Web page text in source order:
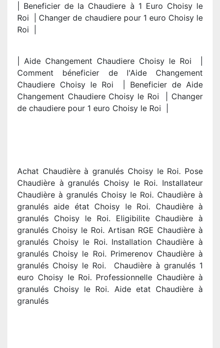
| Beneficier de la Chaudiere à 1 Euro Choisy le
Roi | Changer de chaudiere pour 1 euro Choisy le
Roi |
| Aide Changement Chaudiere Choisy le Roi |
Comment béneficier de l'Aide Changement
Chaudiere Choisy le Roi | Beneficier de Aide
Changement Chaudiere Choisy le Roi | Changer
de chaudiere pour 1 euro Choisy le Roi |
Achat Chaudière à granulés Choisy le Roi. Pose
Chaudière à granulés Choisy le Roi. Installateur
Chaudière à granulés Choisy le Roi. Chaudière à
granulés aide état Choisy le Roi. Chaudière à
granulés Choisy le Roi. Eligibilite Chaudière à
granulés Choisy le Roi. Artisan RGE Chaudière à
granulés Choisy le Roi. Installation Chaudière à
granulés Choisy le Roi. Primerenov Chaudière à
granulés Choisy le Roi. Chaudière à granulés 1
euro Choisy le Roi. Professionnelle Chaudière à
granulés Choisy le Roi. Aide etat Chaudière à
granulés